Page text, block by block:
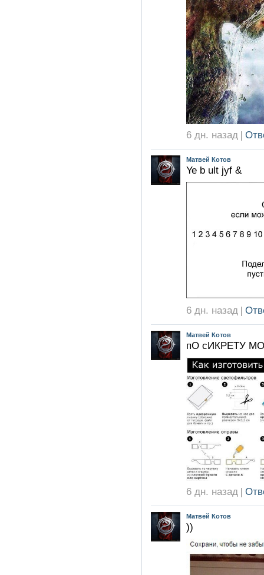
6 дн. назад |
Матвей Котов
Ye b ult jyf &
6 дн. назад |
Матвей Котов
пО сИКРЕТУ
6 дн. назад |
Матвей Котов
))